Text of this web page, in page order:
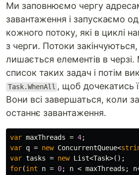
Ми заповнюємо чергу
завантаження і запускаємо
кожного потоку, які в циклі
з черги. Потоки
лишається елементів в
список таких задач і потім
Task.WhenAll , щоб дочекатись
Вони всі завершаться, коли
останнє завантаження.
var maxThreads = 4;
var q = new ConcurrentQueue<
var tasks = new List<Task>();
for(int n = 0; n < maxThreads ; n